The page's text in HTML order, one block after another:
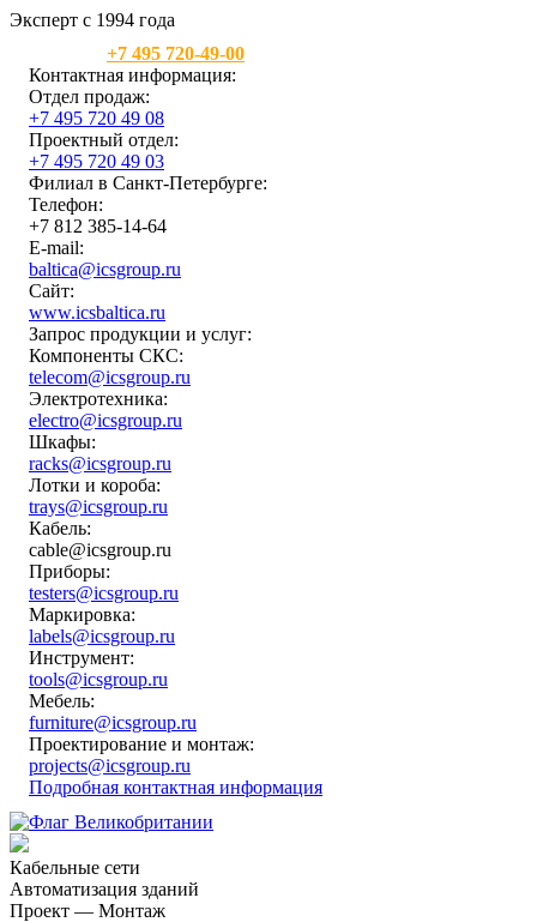
Эксперт с 1994 года
+7 495 720-49-00
Контактная информация:
Отдел продаж:
+7 495 720 49 08
Проектный отдел:
+7 495 720 49 03
Филиал в Санкт-Петербурге:
Телефон:
+7 812 385-14-64
E-mail:
baltica@icsgroup.ru
Сайт:
www.icsbaltica.ru
Запрос продукции и услуг:
Компоненты СКС:
telecom@icsgroup.ru
Электротехника:
electro@icsgroup.ru
Шкафы:
racks@icsgroup.ru
Лотки и короба:
trays@icsgroup.ru
Кабель:
cable@icsgroup.ru
Приборы:
testers@icsgroup.ru
Маркировка:
labels@icsgroup.ru
Инструмент:
tools@icsgroup.ru
Мебель:
furniture@icsgroup.ru
Проектирование и монтаж:
projects@icsgroup.ru
Подробная контактная информация
Кабельные сети
Автоматизация зданий
Проект — Монтаж